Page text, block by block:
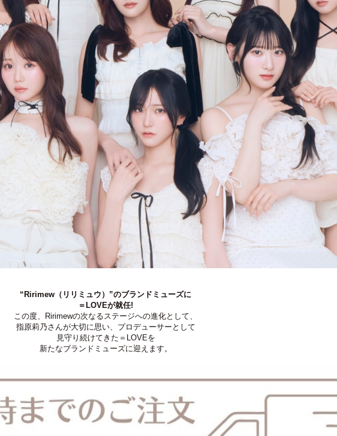
“Ririmew（リリミュウ）”のブランドミューズに
＝LOVEが就任!
この度、Ririmewの次なるステージへの進化として、
指原莉乃さんが大切に思い、プロデューサーとして
見守り続けてきた＝LOVEを
新たなブランドミューズに迎えます。